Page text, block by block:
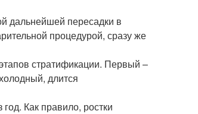
дальнейшей пересадки в
процедурой, сразу же
стратификации. Первый –
длится
Как правило, ростки